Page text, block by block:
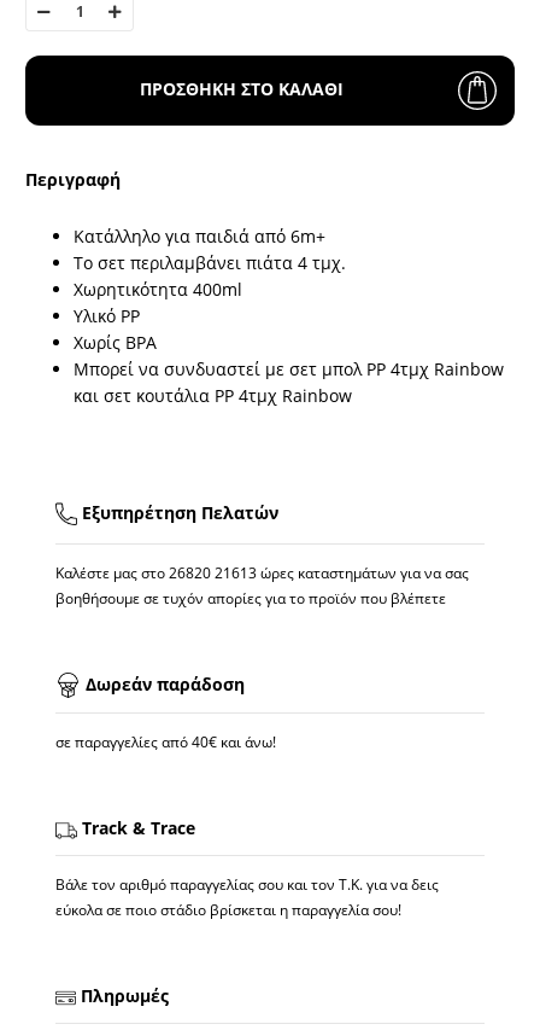
ΠΡΟΣΘΗΚΗ ΣΤΟ ΚΑΛΑΘΙ
Περιγραφή
Κατάλληλο για παιδιά από 6m+
Το σετ περιλαμβάνει πιάτα 4 τμχ.
Χωρητικότητα 400ml
Υλικό PP
Χωρίς BPA
Μπορεί να συνδυαστεί με σετ μπολ PP 4τμχ Rainbow
και σετ κουτάλια PP 4τμχ Rainbow
Εξυπηρέτηση Πελατών
Καλέστε μας στο26820 21613ώρες καταστημάτων για να σας
βοηθήσουμε σε τυχόν απορίες για το προϊόν που βλέπετε
Δωρεάν παράδοση
σε παραγγελίες από 40€ και άνω!
Track & Trace
Βάλε τον αριθμό παραγγελίας σου και τον Τ.Κ. για να δεις
εύκολα σε ποιο στάδιο βρίσκεται η παραγγελία σου!
Πληρωμές